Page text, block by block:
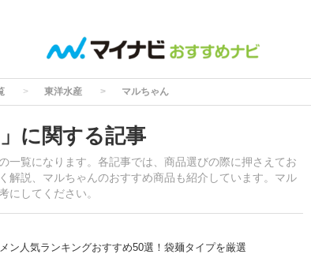
東洋水産 マルちゃん
に関する記事
一覧になります。各記事では、商品選びの際に押さえてお
解説、マルちゃんのおすすめ商品も紹介しています。マル
にしてください。
ン人気ランキングおすすめ50選！袋麺タイプを厳選